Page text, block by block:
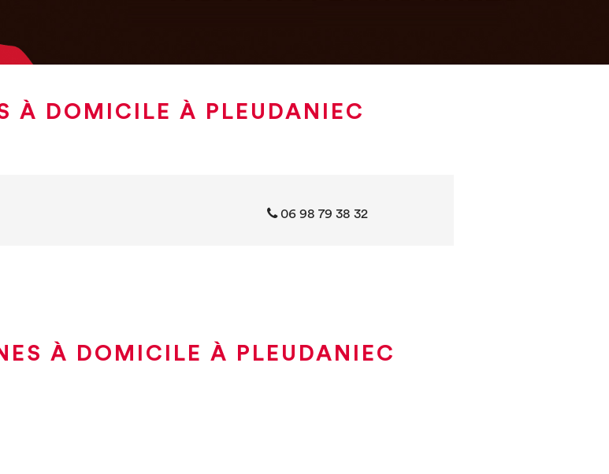
À DOMICILE À PLEUDANIEC
06 98 79 38 32
À DOMICILE À PLEUDANIEC